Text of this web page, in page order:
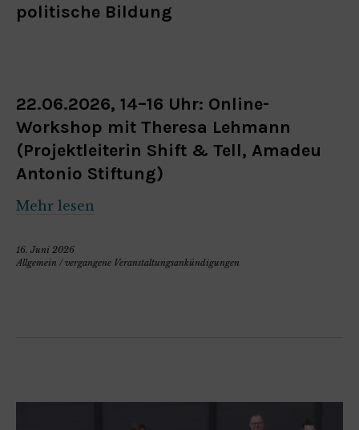
politische Bildung
22.06.2026, 14–16 Uhr: Online-
Workshop mit Theresa Lehmann
(Projektleiterin Shift & Tell, Amadeu
Antonio Stiftung)
Mehr lesen
16. Juni 2026
Allgemein /vergangene Veranstaltungsankündigungen